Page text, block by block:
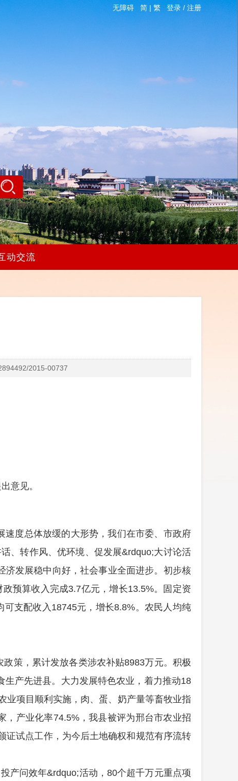
无障碍 简 |繁 登录/ 注册
动交流
2015-00737
意见。
度总体放缓的大形势，我们在市委、市政府
、转作风、优环境、促发展&rdquo;大讨论活
发展稳中向好，社会事业全面进步。 初步核
预算收入完成3.7亿元，增长13.5%。固定资
支配收入18745元，增长8.8%。农民人均纯
政策，累计发放各类涉农补贴8983万元。积极
产先进县。大力发展特色农业，着力推动18
业项目顺利实施，肉、蛋、奶产量等畜牧业指
产业化率74.5%，我县被评为邢台市农业招
证试点工作，为今后土地确权和规范有序流转
产问效年&rdquo;活动，80个超千万元重点项